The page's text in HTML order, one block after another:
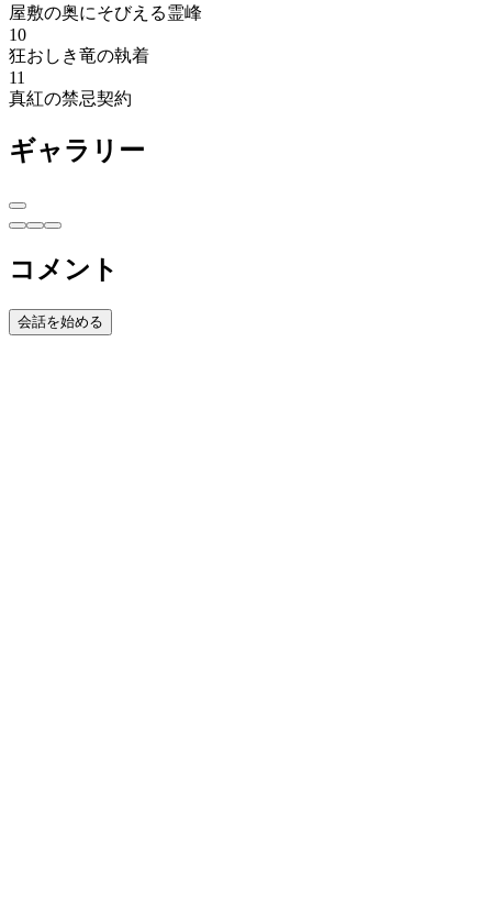
屋敷の奥にそびえる霊峰
10
狂おしき竜の執着
11
真紅の禁忌契約
ギャラリー
コメント
会話を始める